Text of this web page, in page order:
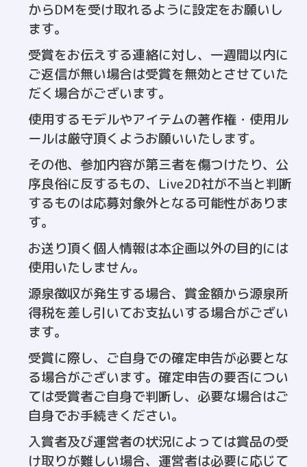
からDMを受け取れるように設定をお願いし
ます。
受賞をお伝えする連絡に対し、一週間以内に
ご返信が無い場合は受賞を無効とさせていた
だく場合がございます。
使用するモデルやアイテムの著作権・使用ル
ールは厳守頂くようお願いいたします。
その他、参加内容が第三者を傷つけたり、公
序良俗に反するもの、Live2D社が不当と判断
するものは応募対象外となる可能性がありま
す。
お送り頂く個人情報は本企画以外の目的には
使用いたしません。
源泉徴収が発生する場合、賞金額から源泉所
得税を差し引いてお支払いする場合がござい
ます。
受賞に際し、ご自身での確定申告が必要とな
る場合がございます。確定申告の要否につい
ては受賞者ご自身で判断し、必要な場合はご
自身でお手続きください。
入賞者及び運営者の状況によっては賞品の受
け取りが難しい場合、運営者は必要に応じて